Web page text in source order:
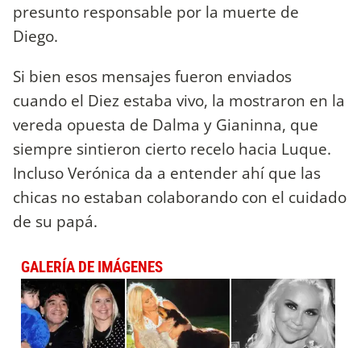
presunto responsable por la muerte de
Diego.
Si bien esos mensajes fueron enviados
cuando el Diez estaba vivo, la mostraron en la
vereda opuesta de Dalma y Gianinna, que
siempre sintieron cierto recelo hacia Luque.
Incluso Verónica da a entender ahí que las
chicas no estaban colaborando con el cuidado
de su papá.
GALERÍA DE IMÁGENES